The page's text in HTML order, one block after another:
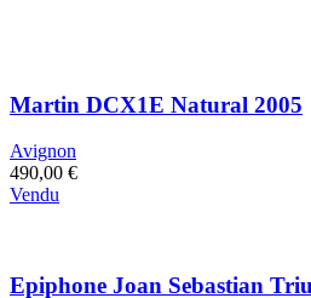
Martin DCX1E Natural 2005
Avignon
490,00 €
Vendu
Epiphone Joan Sebastian